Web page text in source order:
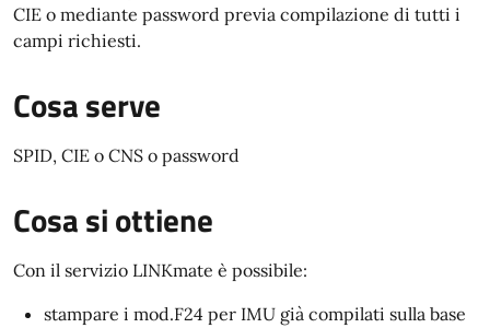
CIE o mediante password previa compilazione di tutti i
campi richiesti.
Cosa serve
SPID, CIE o CNS o password
Cosa si ottiene
Con il servizio LINKmate è possibile:
stampare i mod.F24 per IMU già compilati sulla base